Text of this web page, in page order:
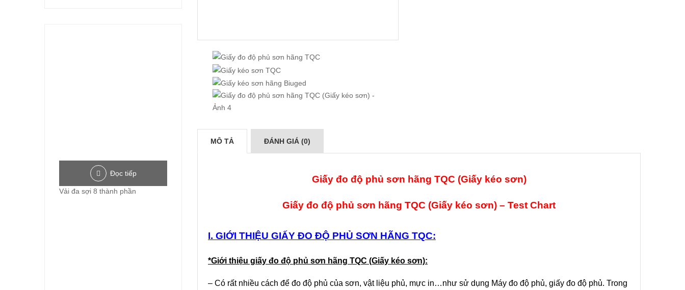
MÔ TẢ ĐÁNH GIÁ (0)
Giấy đo độ phủ sơn hãng TQC (Giấy kéo sơn)
Giấy đo độ phủ sơn hãng TQC (Giấy kéo sơn) – Test Chart
I. GIỚI THIỆU GIẤY ĐO ĐỘ PHỦ SƠN HÃNG TQC:
*Giới thiệu giấy đo độ phủ sơn hãng TQC (Giấy kéo sơn):
– Có rất nhiều cách để đo độ phủ của sơn, vật liệu phủ, mực in…như sử dụng Máy đo độ phủ, giấy đo độ phủ. Trong
Đọc tiếp
Vải đa sợi 8 thành phần